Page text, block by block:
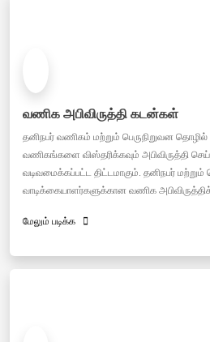
வணிக அபிவிருத்தி கடன்கள்
தனிநபர் வணிகம் மற்றும் பெருநிறுவன
வணிகங்களை விஸ்தரிக்கவும் அபிவிருத்தி
வடிவமைக்கப்பட்ட திட்டமாகும். தனிநபர் மற்றும்
வாடிக்கையாளர்களுக்கான வணிக
மேலும் படிக்க